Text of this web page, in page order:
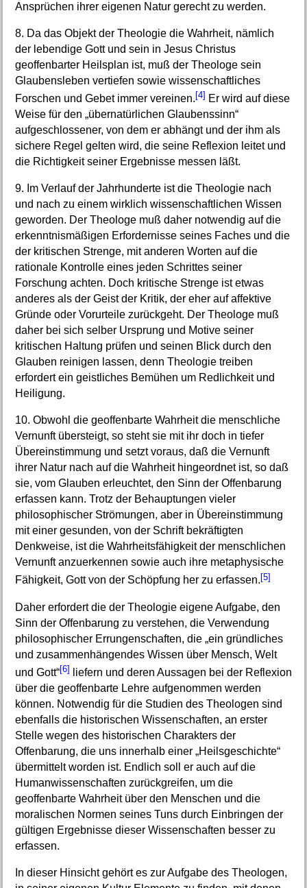
Ansprüchen ihrer eigenen Natur gerecht zu werden.
8. Da das Objekt der Theologie die Wahrheit, nämlich
der lebendige Gott und sein in Jesus Christus
geoffenbarter Heilsplan ist, muß der Theologe sein
Glaubensleben vertiefen sowie wissenschaftliches
Forschen und Gebet immer vereinen. [4] Er wird auf diese
Weise für den „übernatürlichen Glaubenssinn“
aufgeschlossener, von dem er abhängt und der ihm als
sichere Regel gelten wird, die seine Reflexion leitet und
die Richtigkeit seiner Ergebnisse messen läßt.
9. Im Verlauf der Jahrhunderte ist die Theologie nach
und nach zu einem wirklich wissenschaftlichen Wissen
geworden. Der Theologe muß daher notwendig auf die
erkenntnismäßigen Erfordernisse seines Faches und die
der kritischen Strenge, mit anderen Worten auf die
rationale Kontrolle eines jeden Schrittes seiner
Forschung achten. Doch kritische Strenge ist etwas
anderes als der Geist der Kritik, der eher auf affektive
Gründe oder Vorurteile zurückgeht. Der Theologe muß
daher bei sich selber Ursprung und Motive seiner
kritischen Haltung prüfen und seinen Blick durch den
Glauben reinigen lassen, denn Theologie treiben
erfordert ein geistliches Bemühen um Redlichkeit und
Heiligung.
10. Obwohl die geoffenbarte Wahrheit die menschliche
Vernunft übersteigt, so steht sie mit ihr doch in tiefer
Übereinstimmung und setzt voraus, daß die Vernunft
ihrer Natur nach auf die Wahrheit hingeordnet ist, so daß
sie, vom Glauben erleuchtet, den Sinn der Offenbarung
erfassen kann. Trotz der Behauptungen vieler
philosophischer Strömungen, aber in Übereinstimmung
mit einer gesunden, von der Schrift bekräftigten
Denkweise, ist die Wahrheitsfähigkeit der menschlichen
Vernunft anzuerkennen sowie auch ihre metaphysische
Fähigkeit, Gott von der Schöpfung her zu erfassen.[5]
Daher erfordert die der Theologie eigene Aufgabe, den
Sinn der Offenbarung zu verstehen, die Verwendung
philosophischer Errungenschaften, die „ein gründliches
und zusammenhängendes Wissen über Mensch, Welt
und Gott“[6]
liefern und deren Aussagen bei der Reflexion
über die geoffenbarte Lehre aufgenommen werden
können. Notwendig für die Studien des Theologen sind
ebenfalls die historischen Wissenschaften, an erster
Stelle wegen des historischen Charakters der
Offenbarung, die uns innerhalb einer „Heilsgeschichte“
übermittelt worden ist. Endlich soll er auch auf die
Humanwissenschaften zurückgreifen, um die
geoffenbarte Wahrheit über den Menschen und die
moralischen Normen seines Tuns durch Einbringen der
gültigen Ergebnisse dieser Wissenschaften besser zu
erfassen.
In dieser Hinsicht gehört es zur Aufgabe des Theologen,